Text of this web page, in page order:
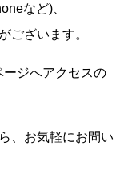
など)、
ございます。
ジへアクセスの
、お気軽にお問い